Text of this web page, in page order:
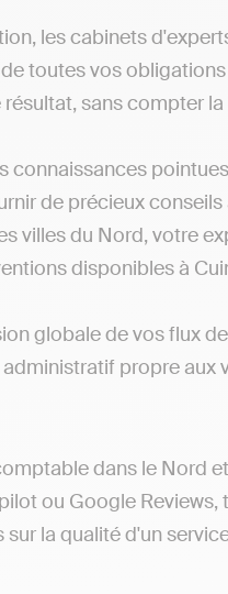
les cabinets
toutes vos
sans compter
connaissances
de précieux conseils
villes du Nord, votre
disponibles à
globale de vos flux
propre aux
dans le Nord
ou Google
la qualité d'un